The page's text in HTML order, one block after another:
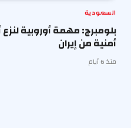
السعودية
بلومبرج: مهمة أوروبية
أمنية من إيران
منذ 6 أيام